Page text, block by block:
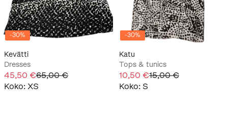
-30%
Kevätti
Dresses
45,50 €65,00 €
Koko: XS
-30%
Katu
Tops & tunics
10,50 €15,00 €
Koko: S